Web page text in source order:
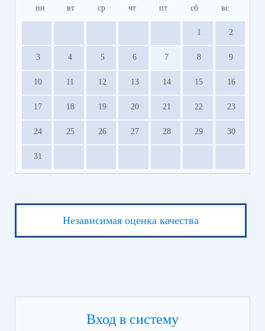
пн вт ср чт пт сб вс
1 2
3 4 5 6 7 8 9
10 11 12 13 14 15 16
17 18 19 20 21 22 23
24 25 26 27 28 29 30
31
Независимая оценка качества
Вход в систему